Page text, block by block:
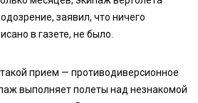
заявил, что ничего
в газете, не было.
прием — противодиверсионное
выполняет полеты над незнакомой